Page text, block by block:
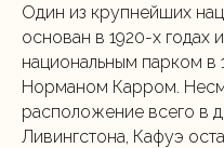
Один из крупнейших
основан в 1920-х годах
национальным парком в
Норманом Карром.
расположение всего в
Ливингстона, Кафуэ